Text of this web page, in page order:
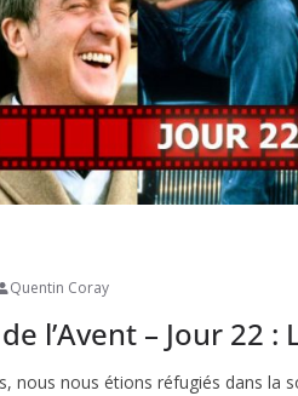
Quentin Coray
l’Avent – Jour 22 :
nous nous étions réfugiés dans la